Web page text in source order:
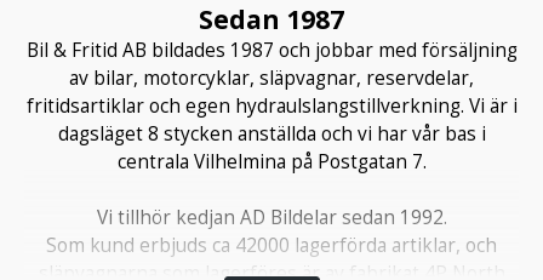
Sedan 1987
Bil & Fritid AB bildades 1987 och jobbar med försäljning
av bilar, motorcyklar, släpvagnar, reservdelar,
fritidsartiklar och egen hydraulslangstillverkning. Vi är i
dagsläget 8 stycken anställda och vi har vår bas i
centrala Vilhelmina på Postgatan 7.
Vi tillhör kedjan AD Bildelar sedan 1992.
Som kund erbjuds ca 42000 lagerförda artiklar, och
släpvagnarna som lagerföres är av fabrikat 4P North